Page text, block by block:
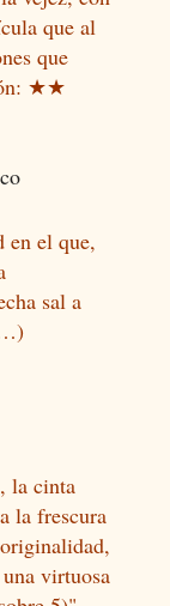
que al
que
★★
en el que,
sal a
la cinta
la frescura
virtuosa